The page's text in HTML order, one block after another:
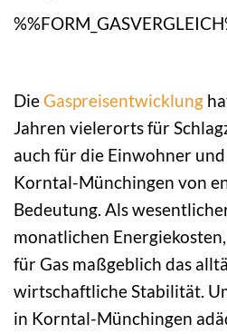
Die Gaspreisentwicklung
Jahren vielerorts für
auch für die Einwohner
Korntal-Münchingen von
Bedeutung. Als
monatlichen
für Gas maßgeblich das
wirtschaftliche Stabilität.
in Korntal-Münchingen